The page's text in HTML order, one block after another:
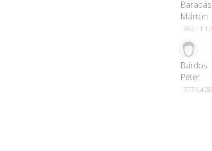
Barabás
Márton
1992.11.12
Bárdos
Péter
1977.04.28